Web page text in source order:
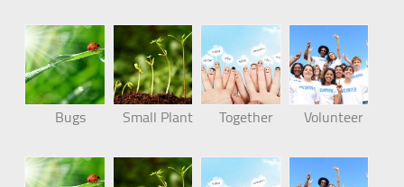
Volunteer
Together
Small Plant
Bugs